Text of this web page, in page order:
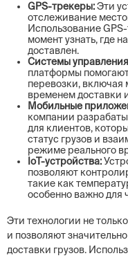
GPS-трекеры:Эти
отслеживание
Использование
момент узнать, где
доставлен.
Системы
платформы
перевозки,
временем доставки
Мобильные
компании
для клиентов,
статус грузов и
режиме реального
IoT-устройства:
позволяют
такие как
особенно важно для
Эти технологии не
и позволяют
доставки грузов.